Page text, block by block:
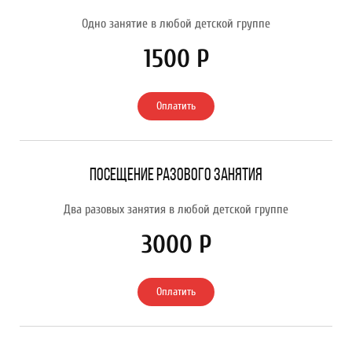
Одно занятие в любой детской группе
1500 Р
Оплатить
Посещение разового занятия
Два разовых занятия в любой детской группе
3000 Р
Оплатить